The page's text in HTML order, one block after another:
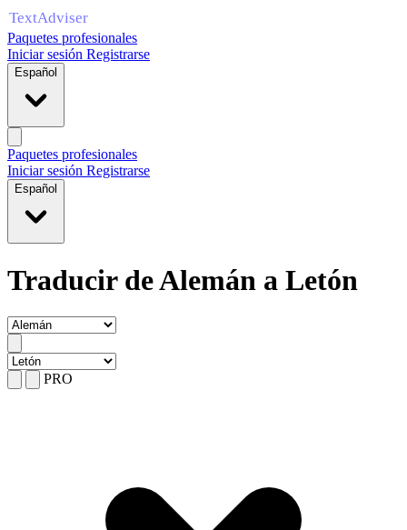
Paquetes profesionales
Iniciar sesión Registrarse
Español
Paquetes profesionales
Iniciar sesión Registrarse
Español
Traducir de Alemán a Letón
PRO